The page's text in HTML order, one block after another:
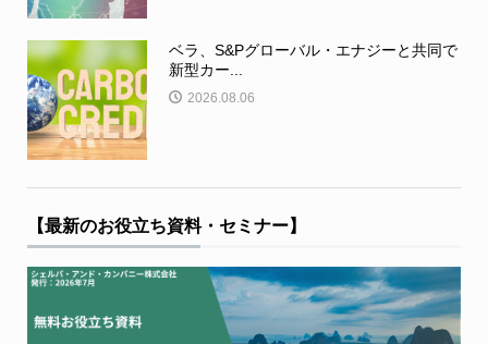
ベラ、S&Pグローバル・エナジーと共同で
新型カー...
2026.08.06
【最新のお役立ち資料・セミナー】